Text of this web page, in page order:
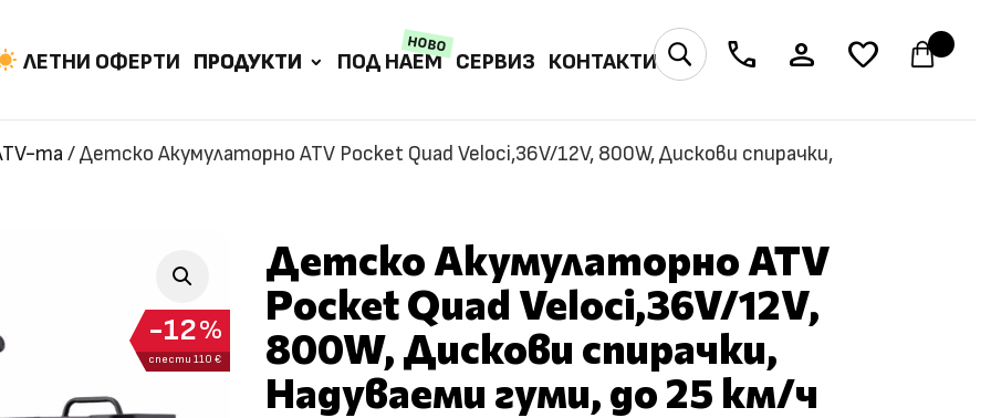
phone person favorite
U
ЛЕТНИ ОФЕРТИ ПРОДУКТИ ПОД НАЕМ
НОВО
СЕРВИЗ КОНТАКТИ
та /Детско Акумулаторно ATV Pocket Quad Veloci,36V/12V, 800W, Дискови спирачки,
%
12
спести 110 €
Детско Акумулаторно ATV
Pocket Quad Veloci,36V/12V,
800W, Дискови спирачки,
Надуваеми гуми, до 25 км/ч